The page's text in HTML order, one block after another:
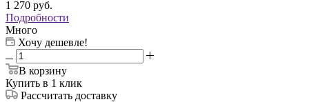
1 270 руб.
Подробности
Много
Хочу дешевле!
В корзину
Купить в 1 клик
Рассчитать доставку